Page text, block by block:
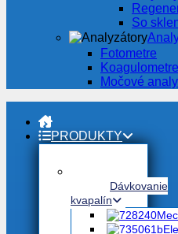
So
Fotometre
Koagulometre
Močové
PRODUKTY
Dávkovanie
kvapalín